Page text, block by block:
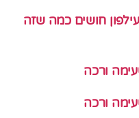
חושים כמה שזה
ורכה
ורכה